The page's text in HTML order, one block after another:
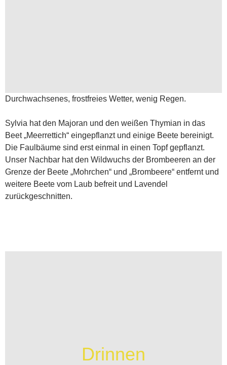
Durchwachsenes, frostfreies Wetter, wenig Regen.
Sylvia hat den Majoran und den weißen Thymian in das
Beet „Meerrettich“ eingepflanzt und einige Beete bereinigt.
Die Faulbäume sind erst einmal in einen Topf gepflanzt.
Unser Nachbar hat den Wildwuchs der Brombeeren an der
Grenze der Beete „Mohrchen“ und „Brombeere“ entfernt und
weitere Beete vom Laub befreit und Lavendel
zurückgeschnitten.
Drinnen